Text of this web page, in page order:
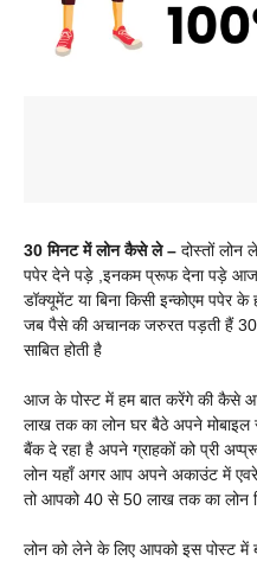
30 मिनट में लोन कैसे ले – दोस्तों लोन
पपेर देने पड़े ,इनकम प्रूफ देना पड़े आज
डॉक्यूमेंट या बिना किसी इन्कोएम
जब पैसे की अचानक जरुरत पड़ती हैं 30
साबित होती है
आज के पोस्ट में हम बात करेंगे की कैसे
लाख तक का लोन घर बैठे अपने
बैंक दे रहा है अपने ग्राहकों को प्री
लोन यहाँ अगर आप अपने अकाउंट में
तो आपको 40 से 50 लाख तक का लोन
लोन को लेने के लिए आपको इस पोस्ट में